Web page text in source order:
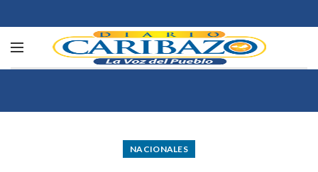
NACIONALES